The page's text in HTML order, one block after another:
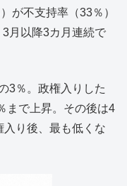
が不支持率（33％）
月以降3カ月連続で
3％。政権入りした
まで上昇。その後は4
入り後、最も低くな